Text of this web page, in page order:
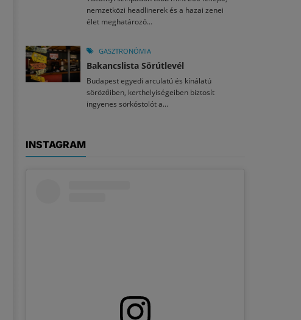
nemzetközi headlinerek és a hazai zenei
élet meghatározó...
GASZTRONÓMIA
Bakancslista Sörútlevél
Budapest egyedi arculatú és kínálatú
sörözőiben, kerthelyiségeiben biztosít
ingyenes sörkóstolót a...
INSTAGRAM